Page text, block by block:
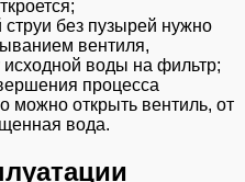
без пузырей нужно
вентиля,
воды на фильтр;
процесса
можно открыть вентиль, от
вода.